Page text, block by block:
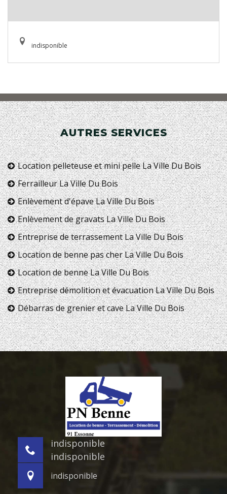
indisponible
AUTRES SERVICES
Location pelleteuse et mini pelle La Ville Du Bois
Ferrailleur La Ville Du Bois
Enlèvement d'épave La Ville Du Bois
Enlèvement de gravats La Ville Du Bois
Entreprise de terrassement La Ville Du Bois
Location de benne pas cher La Ville Du Bois
Location de benne La Ville Du Bois
Entreprise démolition et évacuation La Ville Du Bois
Débarras de grenier et cave La Ville Du Bois
indisponible
indisponible
indisponible